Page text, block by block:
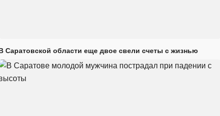
Саратовской области еще двое свели счеты с жизнью